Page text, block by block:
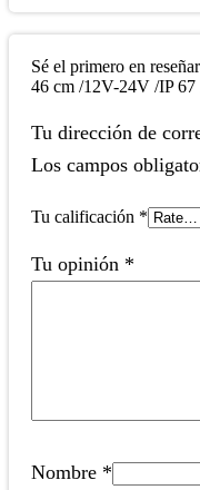
Sé el primero en
46 cm /12V-24V /IP 67
Tu dirección de
Los campos
Tu calificación *
Tu opinión *
Nombre *